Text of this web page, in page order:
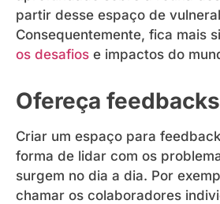
partir desse espaço de
Consequentemente, fica mais
os desafios e impactos do
Ofereça feedbacks
Criar um espaço para
forma de lidar com os
surgem no dia a dia. Por
chamar os colaboradores